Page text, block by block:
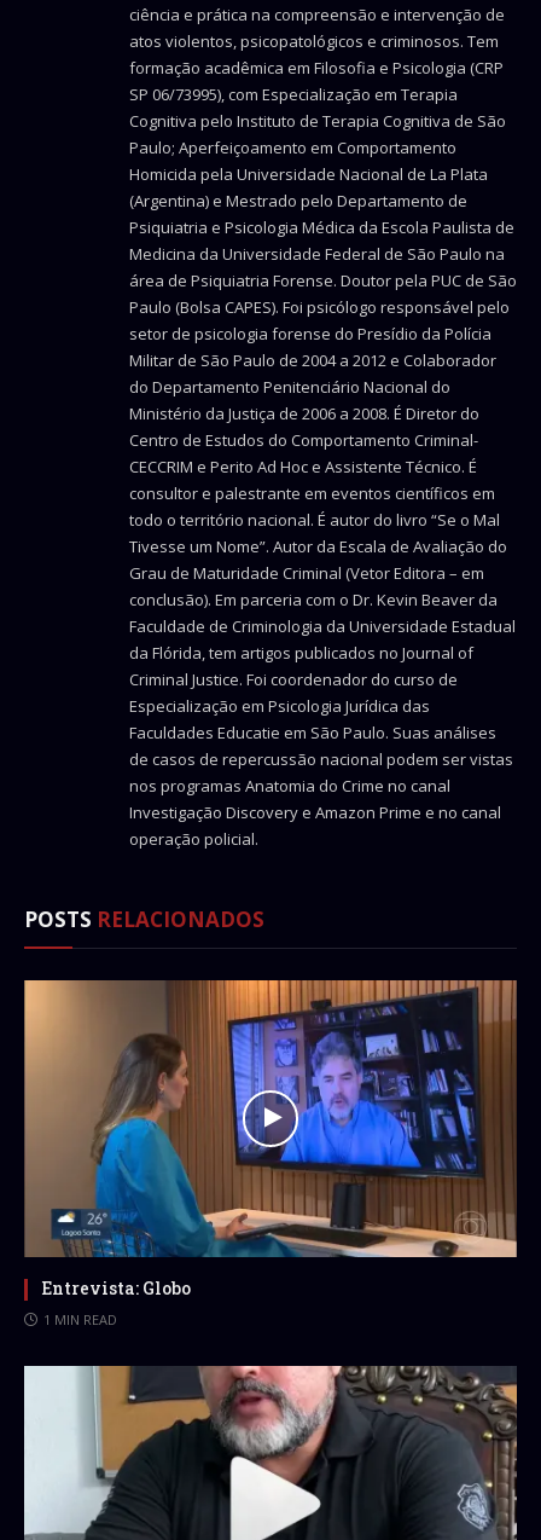
ciência e prática na compreensão e intervenção de
atos violentos, psicopatológicos e criminosos. Tem
formação acadêmica em Filosofia e Psicologia (CRP
SP 06/73995), com Especialização em Terapia
Cognitiva pelo Instituto de Terapia Cognitiva de São
Paulo; Aperfeiçoamento em Comportamento
Homicida pela Universidade Nacional de La Plata
(Argentina) e Mestrado pelo Departamento de
Psiquiatria e Psicologia Médica da Escola Paulista de
Medicina da Universidade Federal de São Paulo na
área de Psiquiatria Forense. Doutor pela PUC de São
Paulo (Bolsa CAPES). Foi psicólogo responsável pelo
setor de psicologia forense do Presídio da Polícia
Militar de São Paulo de 2004 a 2012 e Colaborador
do Departamento Penitenciário Nacional do
Ministério da Justiça de 2006 a 2008. É Diretor do
Centro de Estudos do Comportamento Criminal-
CECCRIM e Perito Ad Hoc e Assistente Técnico. É
consultor e palestrante em eventos científicos em
todo o território nacional. É autor do livro “Se o Mal
Tivesse um Nome”. Autor da Escala de Avaliação do
Grau de Maturidade Criminal (Vetor Editora – em
conclusão). Em parceria com o Dr. Kevin Beaver da
Faculdade de Criminologia da Universidade Estadual
da Flórida, tem artigos publicados no Journal of
Criminal Justice. Foi coordenador do curso de
Especialização em Psicologia Jurídica das
Faculdades Educatie em São Paulo. Suas análises
de casos de repercussão nacional podem ser vistas
nos programas Anatomia do Crime no canal
Investigação Discovery e Amazon Prime e no canal
operação policial.
POSTS RELACIONADOS
Entrevista: Globo
1 MIN READ